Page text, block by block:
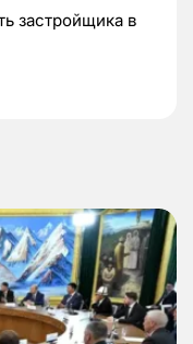
застройщика в